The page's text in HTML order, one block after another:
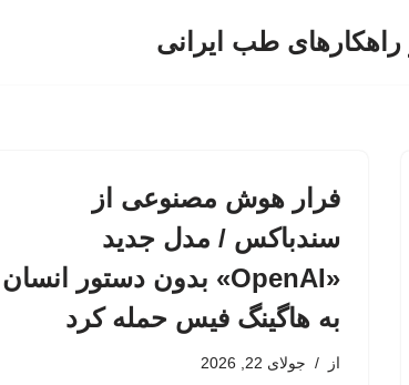
راهکارهای طب ایرانی
فرار هوش مصنوعی از
سندباکس / مدل جدید
«OpenAI» بدون دستور انسان
به هاگینگ فیس حمله کرد
از جولای 22, 2026